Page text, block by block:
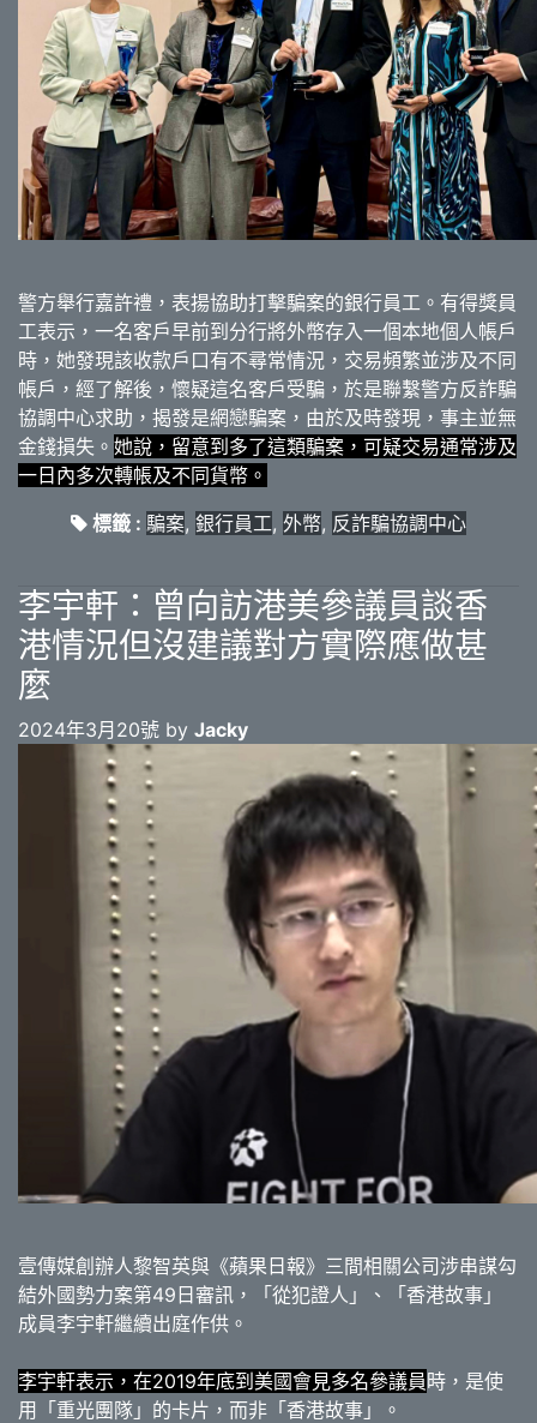
警方舉行嘉許禮，表揚協助打擊騙案的銀行員工。有得獎員
工表示，一名客戶早前到分行將外幣存入一個本地個人帳戶
時，她發現該收款戶口有不尋常情況，交易頻繁並涉及不同
帳戶，經了解後，懷疑這名客戶受騙，於是聯繫警方反詐騙
協調中心求助，揭發是網戀騙案，由於及時發現，事主並無
金錢損失。 她說，留意到多了這類騙案，可疑交易通常涉及
一日內多次轉帳及不同貨幣。
標籤 : 騙案, 銀行員工, 外幣, 反詐騙協調中心
李宇軒：曾向訪港美參議員談香
港情況但沒建議對方實際應做甚
麼
2024年3月20號 by Jacky
壹傳媒創辦人黎智英與《蘋果日報》三間相關公司涉串謀勾
結外國勢力案第49日審訊，「從犯證人」、「香港故事」
成員李宇軒繼續出庭作供。
李宇軒表示，在2019年底到美國會見多名參議員 時，是使
用「重光團隊」的卡片，而非「香港故事」。